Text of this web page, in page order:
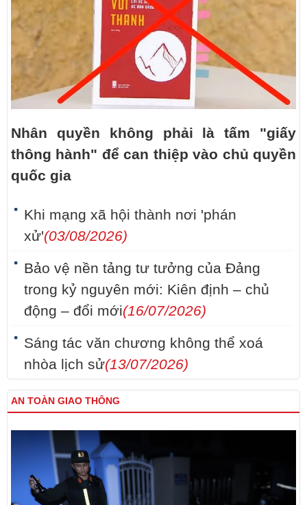
Nhân quyền không phải là tấm "giấy
thông hành" để can thiệp vào chủ quyền
quốc gia
Khi mạng xã hội thành nơi 'phán
xử'(03/08/2026)
Bảo vệ nền tảng tư tưởng của Đảng
trong kỷ nguyên mới: Kiên định – chủ
động – đổi mới(16/07/2026)
Sáng tác văn chương không thể xoá
nhòa lịch sử(13/07/2026)
AN TOÀN GIAO THÔNG